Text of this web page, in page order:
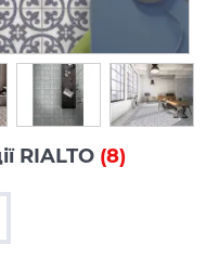
RIALTO (8)